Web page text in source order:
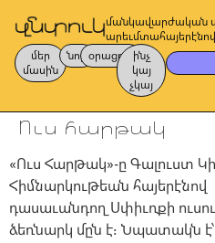
մանկավարժական
արեւմտահայերէնով
մեր
մասին
նոր օրացոյց
ինչ
կայ
չկայ
Ուս հարթակ
«Ուս Հարթակ»-ը Գալուստ
Հիմնարկութեան հայերէնով
դասաւանդող Սփիւռքի
ձեռնարկ մըն է։ Նպատակն